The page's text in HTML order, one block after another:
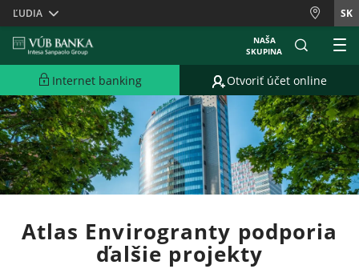
Skiplinks
ĽUDIA SK
NAŠA
SKUPINA
Internet banking Otvoriť účet online
Atlas Envirogranty podporia
ďalšie projekty